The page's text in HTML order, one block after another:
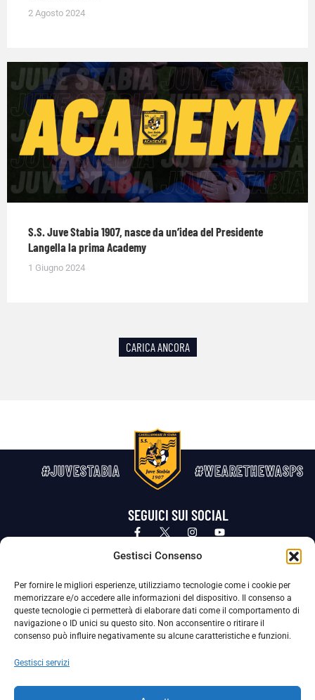
Gestisci Consenso
Per fornire le migliori esperienze, utilizziamo tecnologie come i cookie per
memorizzare e/o accedere alle informazioni del dispositivo. Il consenso a
queste tecnologie ci permetterà di elaborare dati come il comportamento di
navigazione o ID unici su questo sito. Non acconsentire o ritirare il
consenso può influire negativamente su alcune caratteristiche e funzioni.
Gestisci servizi
2 Agosto 2024
S.S. Juve Stabia 1907, nasce da un’idea del Presidente
Langella la prima Academy
1 Giugno 2024
CARICA ANCORA
#JUVESTABIA #WEARETHEWASPS
SEGUICI SUI SOCIAL
Privacy Policy Cookie Policy
La Società ha nominato il Responsabile della Protezione dei Dati Personali (DPO), figura specializzata che vigila sulle modalità
adottate dalla nostra Società per tutelare i Suoi dati personali.
Per contattare il DPO può scrivere a